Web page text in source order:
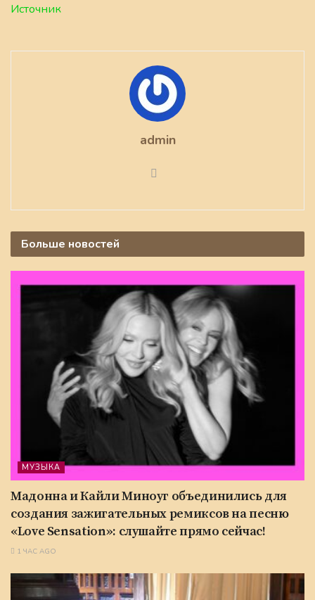
Источник
admin
Больше новостей
МУЗЫКА
Мадонна и Кайли Миноуг объединились для
создания зажигательных ремиксов на песню
«Love Sensation»: слушайте прямо сейчас!
1 ЧАС AGO